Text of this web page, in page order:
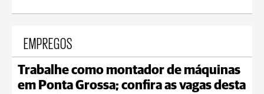
EMPREGOS
Trabalhe como montador de máquinas
em Ponta Grossa; confira as vagas desta